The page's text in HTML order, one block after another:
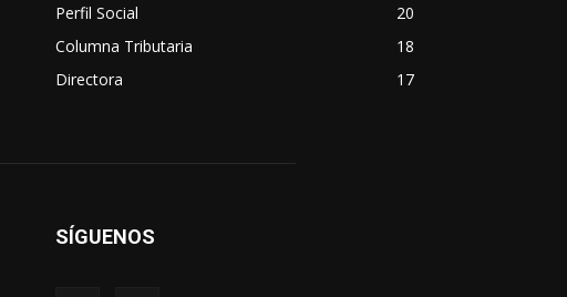
Perfil Social
20
Columna Tributaria
18
Directora
17
SÍGUENOS